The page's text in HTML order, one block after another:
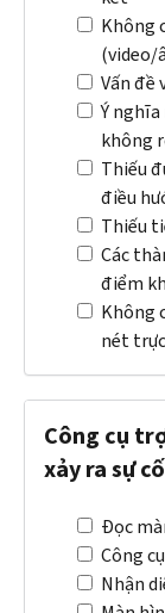
Không
(video/
Vấn đề
Ý nghĩa
không
Thiếu
điều
Thiếu
Các
điểm
Không
nét
Công cụ
xảy ra sự cố
Đọc
Công
Nhận